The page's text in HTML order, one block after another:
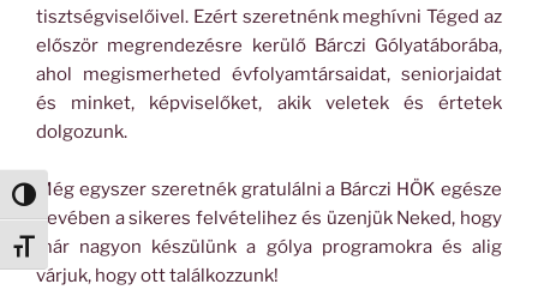
Nagy kontraszt váltása
Betűméret váltása
tisztségviselőivel. Ezért szeretnénk meghívni Téged az
először megrendezésre kerülő Bárczi Gólyatáborába,
ahol megismerheted évfolyamtársaidat, seniorjaidat
és minket, képviselőket, akik veletek és értetek
dolgozunk.
Még egyszer szeretnék gratulálni a Bárczi HÖK egésze
nevében a sikeres felvételihez és üzenjük Neked, hogy
már nagyon készülünk a gólya programokra és alig
várjuk, hogy ott találkozzunk!